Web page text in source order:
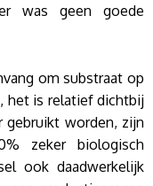
was geen goede
om substraat op
het is relatief dichtbij
gebruikt worden, zijn
zeker biologisch
ook daadwerkelijk